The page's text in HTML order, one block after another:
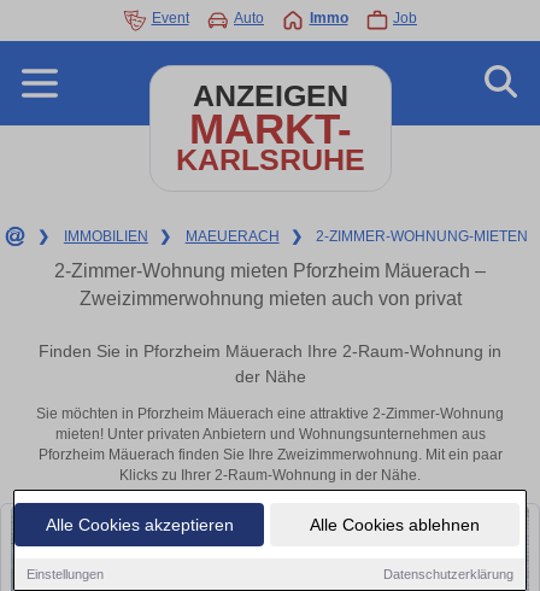
Alle Cookies akzeptieren Alle Cookies ablehnen
Einstellungen Datenschutzerklärung
Event Auto Immo Job
ANZEIGEN
MARKT-
KARLSRUHE
❯ IMMOBILIEN ❯ MAEUERACH ❯ 2-ZIMMER-WOHNUNG-MIETEN
2-Zimmer-Wohnung mieten Pforzheim Mäuerach –
Zweizimmerwohnung mieten auch von privat
Finden Sie in Pforzheim Mäuerach Ihre 2-Raum-Wohnung in
der Nähe
Sie möchten in Pforzheim Mäuerach eine attraktive 2-Zimmer-Wohnung
mieten! Unter privaten Anbietern und Wohnungsunternehmen aus
Pforzheim Mäuerach finden Sie Ihre Zweizimmerwohnung. Mit ein paar
Klicks zu Ihrer 2-Raum-Wohnung in der Nähe.